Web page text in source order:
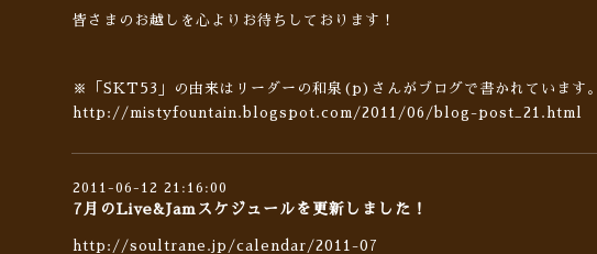
皆さまのお越しを心よりお待ちしております！
※「SKT53」の由来はリーダーの和泉(p)さんがブログで書かれています。
http://mistyfountain.blogspot.com/2011/06/blog-post_21.html
2011-06-12 21:16:00
7月のLive&Jamスケジュールを更新しました！
http://soultrane.jp/calendar/2011-07